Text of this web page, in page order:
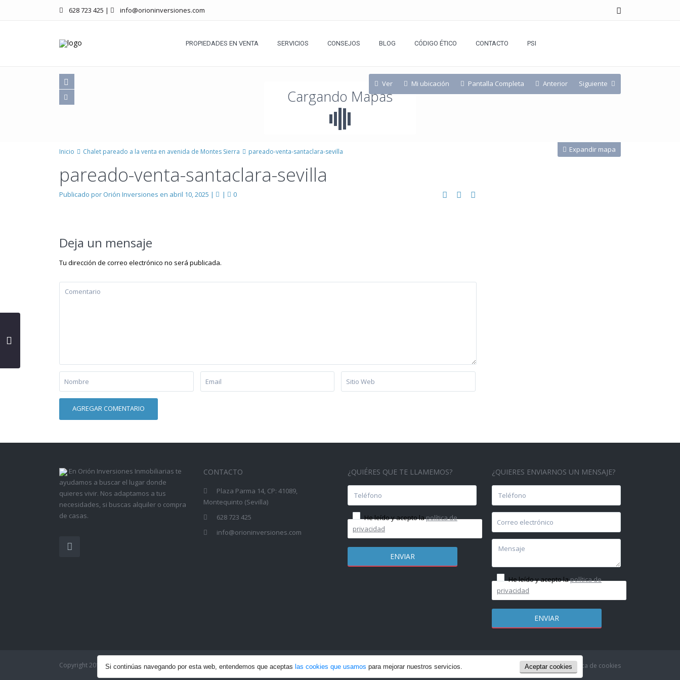
628 723 425 | info@orioninversiones.com
PROPIEDADES EN VENTA SERVICIOS CONSEJOS BLOG CÓDIGO ÉTICO CONTACTO PSI
Cargando Mapas
Expandir mapa
Ver Mi ubicación Pantalla Completa Anterior Siguiente
Inicio Chalet pareado a la venta en avenida de Montes Sierra pareado-venta-santaclara-sevilla
pareado-venta-santaclara-sevilla
Publicado por Orión Inversiones en abril 10, 2025 | | 0
Deja un mensaje
Tu dirección de correo electrónico no será publicada.
En Orión Inversiones Inmobiliarias te
ayudamos a buscar el lugar donde
quieres vivir. Nos adaptamos a tus
necesidades, si buscas alquiler o compra
de casas.
CONTACTO
Plaza Parma 14, CP: 41089,
Montequinto (Sevilla)
628 723 425
info@orioninversiones.com
¿QUIÉRES QUE TE LLAMEMOS?
He leído y acepto lapolítica de
privacidad
¿QUIERES ENVIARNOS UN MENSAJE?
He leído y acepto lapolítica de
privacidad
Copyright 2017 - Orión Inversiones Inmobiliarias| Todos los derechos reservados | Web creada por: Incrementa Marketing Política de Privacidad & Aviso Legal Política de cookies
Aceptar cookies
Si continúas navegando por esta web, entendemos que aceptas las cookies que usamos para mejorar nuestros servicios.